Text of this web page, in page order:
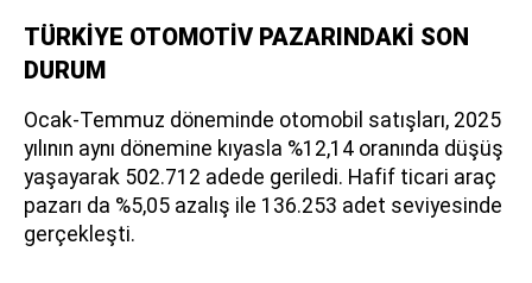
TÜRKİYE OTOMOTİV PAZARINDAKİ SON
DURUM
Ocak-Temmuz döneminde otomobil satışları, 2025
yılının aynı dönemine kıyasla %12,14 oranında düşüş
yaşayarak 502.712 adede geriledi. Hafif ticari araç
pazarı da %5,05 azalış ile 136.253 adet seviyesinde
gerçekleşti.